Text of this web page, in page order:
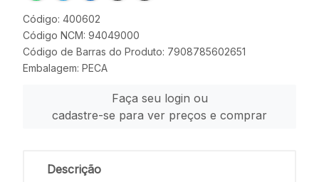
Código: 400602
Código NCM: 94049000
Código de Barras do Produto: 7908785602651
Embalagem: PECA
Faça seu login ou
cadastre-se para ver preços e comprar
Descrição